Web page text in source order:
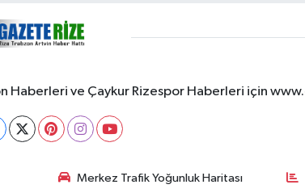
Haberleri ve Çaykur Rizespor Haberleri için
Merkez Trafik Yoğunluk Haritası